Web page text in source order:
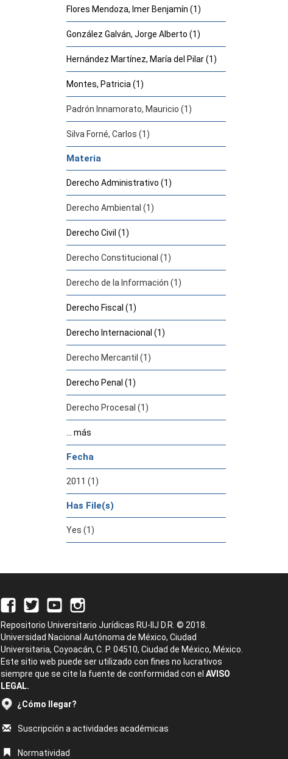
Flores Mendoza, Imer Benjamín (1)
González Galván, Jorge Alberto (1)
Hernández Martínez, María del Pilar (1)
Montes, Patricia (1)
Padrón Innamorato, Mauricio (1)
Silva Forné, Carlos (1)
Materia
Derecho Administrativo (1)
Derecho Ambiental (1)
Derecho Civil (1)
Derecho Constitucional (1)
Derecho de la Información (1)
Derecho Fiscal (1)
Derecho Internacional (1)
Derecho Mercantil (1)
Derecho Penal (1)
Derecho Procesal (1)
... más
Fecha
2011 (1)
Has File(s)
Yes (1)
Repositorio Universitario Jurídicas RU-IIJ D.R. © 2018.
Universidad Nacional Autónoma de México, Ciudad
Universitaria, Coyoacán, C. P. 04510, Ciudad de México, México.
Este sitio web puede ser utilizado con fines no lucrativos
siempre que se cite la fuente de conformidad con el AVISO
LEGAL.
¿Cómo llegar?
Suscripción a actividades académicas
Normatividad